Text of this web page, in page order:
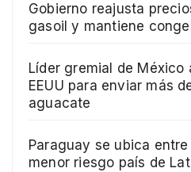
Gobierno reajusta
gasoil y mantiene
Líder gremial de
EEUU para enviar más
aguacate
Paraguay se ubica
menor riesgo país de